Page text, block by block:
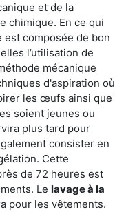
et de la
chimique. En ce qui
composée de bon
l’utilisation de
mécanique
d'aspiration où
les œufs ainsi que
soient jeunes ou
plus tard pour
consister en
Cette
de 72 heures est
Le lavage à la
pour les vêtements.